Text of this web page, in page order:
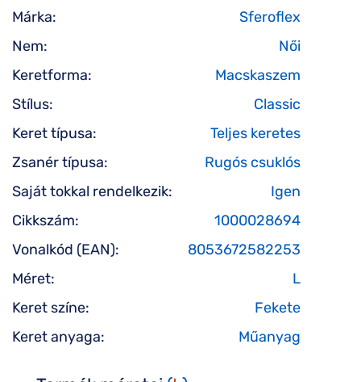
Márka:
Sferoflex
Nem:
Női
Keretforma:
Macskaszem
Stílus:
Classic
Keret típusa:
Teljes keretes
Zsanér típusa:
Rugós csuklós
Saját tokkal rendelkezik:
Igen
Cikkszám:
1000028694
Vonalkód (EAN):
8053672582253
Méret:
L
Keret színe:
Fekete
Keret anyaga:
Műanyag